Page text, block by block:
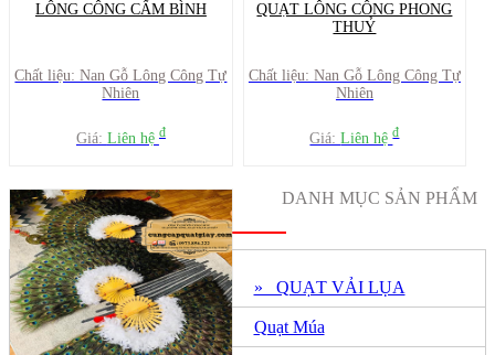
LÔNG CÔNG CẤM BÌNH
Chất liệu: Nan Gỗ Lông Công Tự
Nhiên
Giá: Liên hệ đ
QUẠT LÔNG CÔNG PHONG
THUỶ
Chất liệu: Nan Gỗ Lông Công Tự
Nhiên
Giá:Liên hệđ
DANH MỤC SẢN PHẨM
» QUẠT VẢI LỤA
Quạt Múa